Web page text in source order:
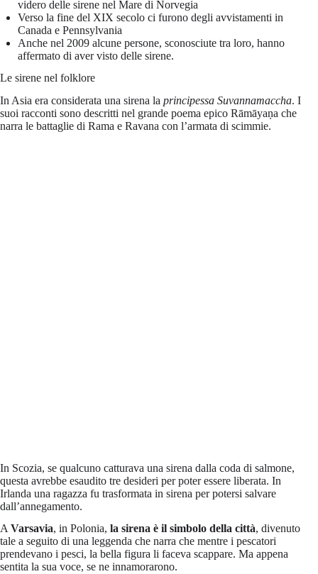
videro delle sirene nel Mare di Norvegia
Verso la fine del XIX secolo ci furono degli avvistamenti in
Canada e Pennsylvania
Anche nel 2009 alcune persone, sconosciute tra loro, hanno
affermato di aver visto delle sirene.
Le sirene nel folklore
In Asia era considerata una sirena la principessa Suvannamaccha. I
suoi racconti sono descritti nel grande poema epico Rāmāyaṇa che
narra le battaglie di Rama e Ravana con l’armata di scimmie.
In Scozia, se qualcuno catturava una sirena dalla coda di salmone,
questa avrebbe esaudito tre desideri per poter essere liberata. In
Irlanda una ragazza fu trasformata in sirena per potersi salvare
dall’annegamento.
A Varsavia, in Polonia, la sirena è il simbolo della città, divenuto
tale a seguito di una leggenda che narra che mentre i pescatori
prendevano i pesci, la bella figura li faceva scappare. Ma appena
sentita la sua voce, se ne innamorarono.